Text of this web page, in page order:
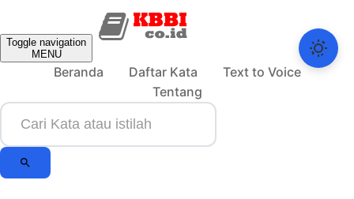
Toggle navigation
MENU
Beranda Daftar Kata
Text to Voice
Tentang